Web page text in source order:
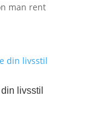
man rent
livsstil